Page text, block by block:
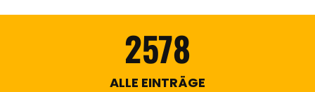
2578
ALLE EINTRÄGE